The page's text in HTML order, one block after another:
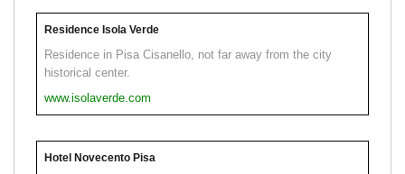
Residence Isola Verde
Residence in Pisa Cisanello, not far away from the city
historical center.
www.isolaverde.com
Hotel Novecento Pisa